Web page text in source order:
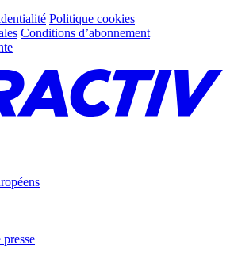
Politique cookies
Conditions d’abonnement